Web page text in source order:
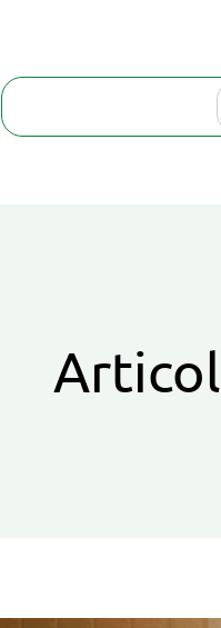
Search